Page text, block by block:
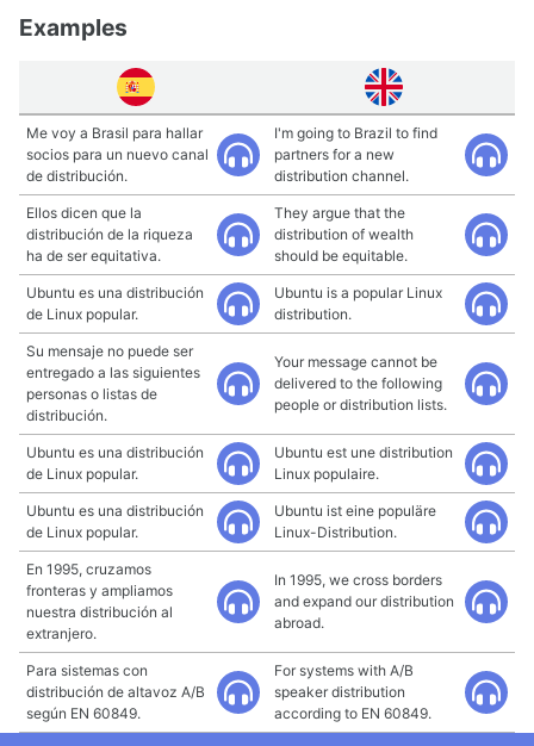
Examples
Me voy a Brasil para hallar
socios para un nuevo canal
de distribución.
I'm going to Brazil to find
partners for a new
distribution channel.
Ellos dicen que la
distribución de la riqueza
ha de ser equitativa.
They argue that the
distribution of wealth
should be equitable.
Ubuntu es una distribución
de Linux popular.
Ubuntu is a popular Linux
distribution.
Su mensaje no puede ser
entregado a las siguientes
personas o listas de
distribución.
Your message cannot be
delivered to the following
people or distribution lists.
Ubuntu es una distribución
de Linux popular.
Ubuntu est une distribution
Linux populaire.
Ubuntu es una distribución
de Linux popular.
Ubuntu ist eine populäre
Linux-Distribution.
En 1995, cruzamos
fronteras y ampliamos
nuestra distribución al
extranjero.
In 1995, we cross borders
and expand our distribution
abroad.
Para sistemas con
distribución de altavoz A/B
según EN 60849.
For systems with A/B
speaker distribution
according to EN 60849.